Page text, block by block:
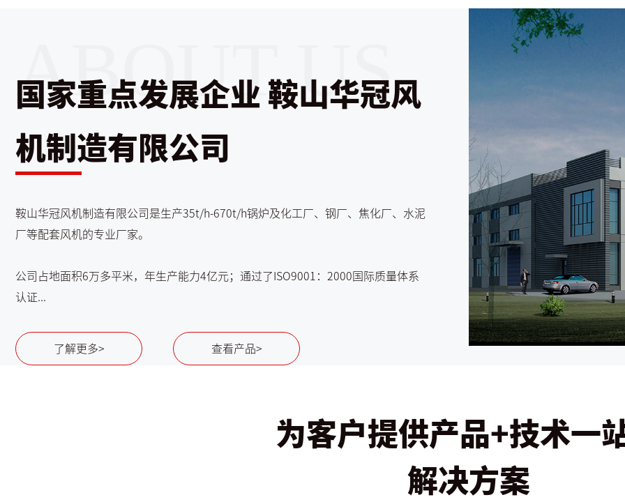
国家重点发展企业 鞍山华冠风
机制造有限公司
鞍山华冠风机制造有限公司是生产35t/h-670t/h锅炉及化工厂、钢厂、焦化厂、水泥
厂等配套风机的专业厂家。
公司占地面积6万多平米，年生产能力4亿元；通过了ISO9001：2000国际质量体系
认证...
了解更多> 查看产品>
为客户提供产品+技术一
解决方案